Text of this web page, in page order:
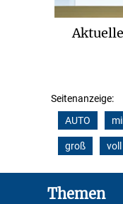
Seitenanzeige:
AUTO
groß voll
Themen